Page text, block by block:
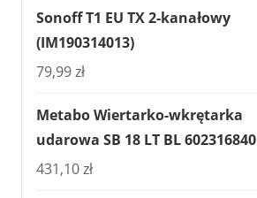
Sonoff T1 EU TX 2-kanałowy
(IM190314013)
79,99zł
Metabo Wiertarko-wkrętarka
udarowa SB 18 LT BL 602316840
431,10zł